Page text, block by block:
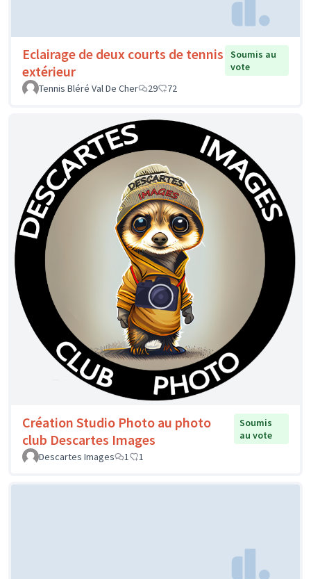
Eclairage de deux courts de tennis
extérieur
Soumis au
vote
Tennis Bléré Val De Cher
29 72
Création Studio Photo au photo
club Descartes Images
Soumis
au vote
Descartes Images
1 1